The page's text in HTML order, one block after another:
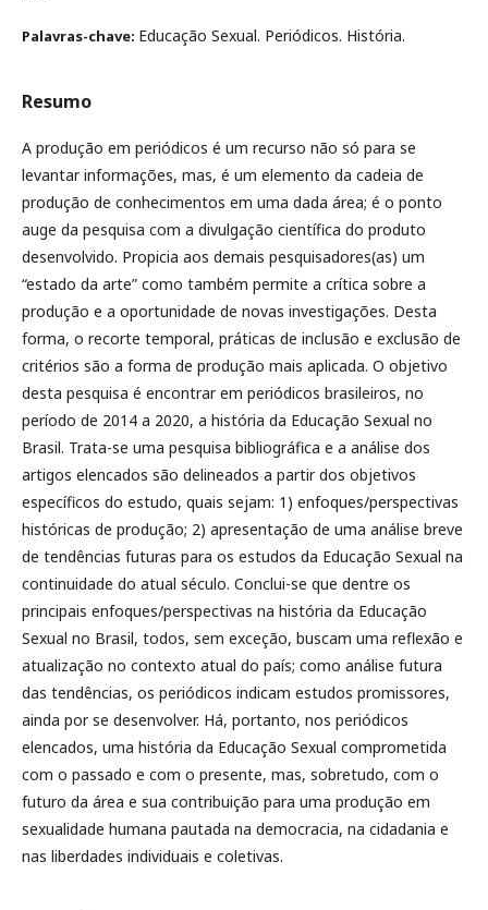
Palavras-chave: Educação Sexual. Periódicos. História.
Resumo
A produção em periódicos é um recurso não só para se
levantar informações, mas, é um elemento da cadeia de
produção de conhecimentos em uma dada área; é o ponto
auge da pesquisa com a divulgação científica do produto
desenvolvido. Propicia aos demais pesquisadores(as) um
“estado da arte” como também permite a crítica sobre a
produção e a oportunidade de novas investigações. Desta
forma, o recorte temporal, práticas de inclusão e exclusão de
critérios são a forma de produção mais aplicada. O objetivo
desta pesquisa é encontrar em periódicos brasileiros, no
período de 2014 a 2020, a história da Educação Sexual no
Brasil. Trata-se uma pesquisa bibliográfica e a análise dos
artigos elencados são delineados a partir dos objetivos
específicos do estudo, quais sejam: 1) enfoques/perspectivas
históricas de produção; 2) apresentação de uma análise breve
de tendências futuras para os estudos da Educação Sexual na
continuidade do atual século. Conclui-se que dentre os
principais enfoques/perspectivas na história da Educação
Sexual no Brasil, todos, sem exceção, buscam uma reflexão e
atualização no contexto atual do país; como análise futura
das tendências, os periódicos indicam estudos promissores,
ainda por se desenvolver. Há, portanto, nos periódicos
elencados, uma história da Educação Sexual comprometida
com o passado e com o presente, mas, sobretudo, com o
futuro da área e sua contribuição para uma produção em
sexualidade humana pautada na democracia, na cidadania e
nas liberdades individuais e coletivas.